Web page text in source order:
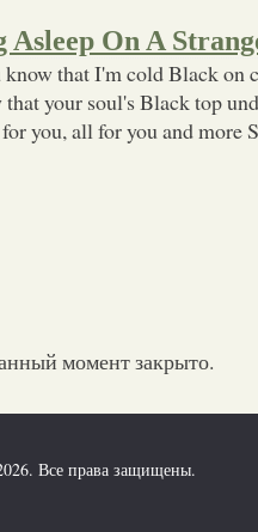
Asleep On A
that I'm cold Black on
that your soul's Black top
you, all for you and more
момент закрыто.
Все права защищены.